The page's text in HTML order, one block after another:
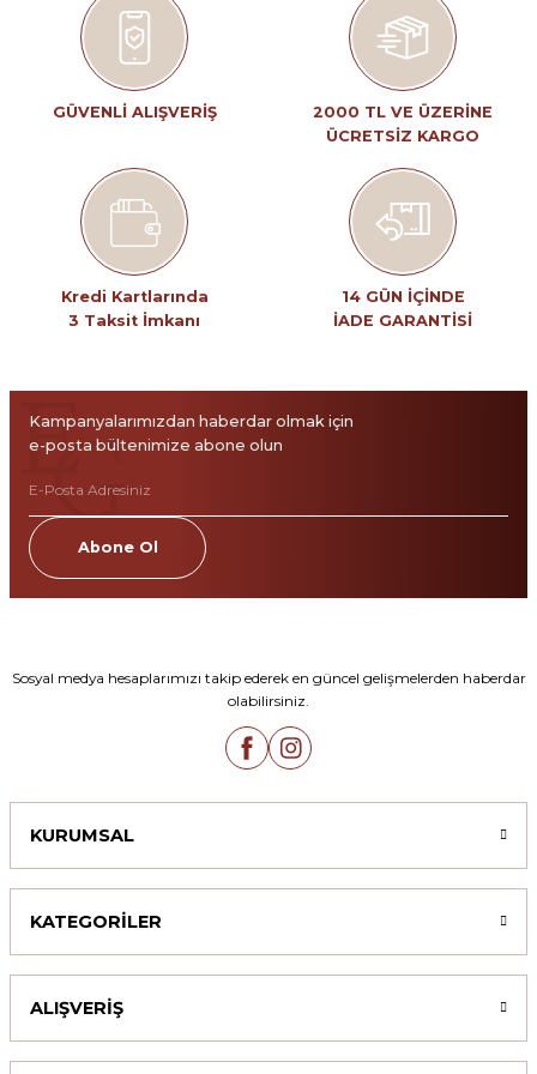
Ürün açıklamasında eksik bilgiler bulunuyor.
Ürün bilgilerinde hatalar bulunuyor.
Ürün fiyatı diğer sitelerden daha pahalı.
Bu ürüne benzer farklı alternatifler olmalı.
GÜVENLİ ALIŞVERİŞ
2000 TL VE ÜZERİNE
ÜCRETSİZ KARGO
Kredi Kartlarında
3 Taksit İmkanı
14 GÜN İÇİNDE
İADE GARANTİSİ
Kampanyalarımızdan haberdar olmak için
e-posta bültenimize abone olun
Abone Ol
Sosyal medya hesaplarımızı takip ederek en güncel gelişmelerden haberdar
olabilirsiniz.
KURUMSAL
KATEGORİLER
ALIŞVERİŞ